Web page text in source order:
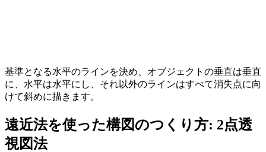
基準となる水平のラインを決め、オブジェクトの垂直は垂直
に、水平は水平にし、それ以外のラインはすべて消失点に向
けて斜めに描きます。
遠近法を使った構図のつくり方: 2点透
視図法